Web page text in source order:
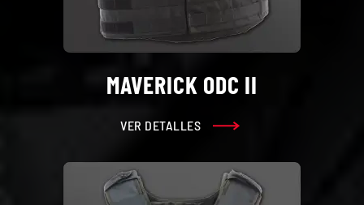
MAVERICK ODC II
VER DETALLES